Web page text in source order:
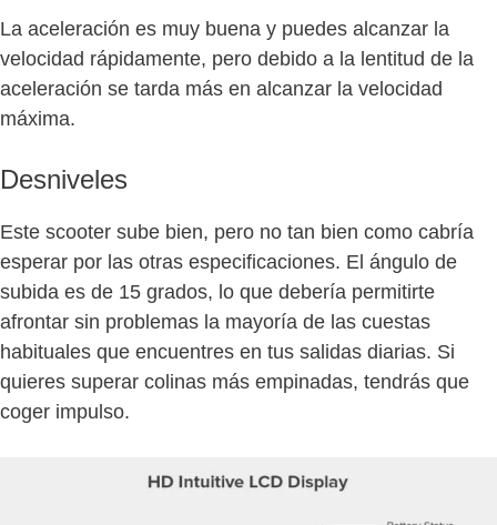
La aceleración es muy buena y puedes alcanzar la
velocidad rápidamente, pero debido a la lentitud de la
aceleración se tarda más en alcanzar la velocidad
máxima.
Desniveles
Este scooter sube bien, pero no tan bien como cabría
esperar por las otras especificaciones. El ángulo de
subida es de 15 grados, lo que debería permitirte
afrontar sin problemas la mayoría de las cuestas
habituales que encuentres en tus salidas diarias. Si
quieres superar colinas más empinadas, tendrás que
coger impulso.